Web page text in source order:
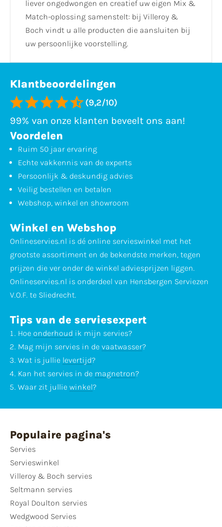
liever ongedwongen en creatief uw eigen Mix &
Match-oplossing samenstelt: bij Villeroy &
Boch vindt u alle producten die aansluiten bij
uw persoonlijke voorstelling.
Klantbeoordelingen
(9,2/10)
99% van onze klanten beveelt ons aan!
Voordelen
Ruim 50 jaar ervaring
Echte vakkennis van de experts
Persoonlijk & deskundig advies
Veilig bestellen en betalen
Webshop, winkel en showroom
Winkel en Webshop
Onlineservies.nl is dé online servieswinkel met het
grootste assortiment en de bekendste merken, tegen
prijzen die ver onder de winkel adviesprijzen liggen.
Onlineservies.nl is onderdeel van Hensbergen Serviezen
V.O.F. te Sliedrecht.
Tips van de serviesexpert
Hoe onderhoud ik mijn servies?
Mag mijn servies in de vaatwasser?
Wat is jullie levertijd?
Kan het servies in de magnetron?
Waar zit jullie winkel?
Populaire pagina's
Servies
Servieswinkel
Villeroy & Boch servies
Seltmann servies
Royal Doulton servies
Wedgwood Servies